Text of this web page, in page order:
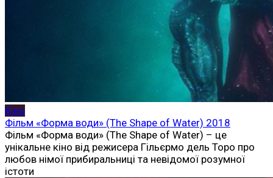
Кіно
Фільм «Форма води» (The Shape of Water) 2018
Фільм «Форма води» (The Shape of Water) – це
унікальне кіно від режисера Гільєрмо дель Торо про
любов німої прибиральниці та невідомої розумної
істоти